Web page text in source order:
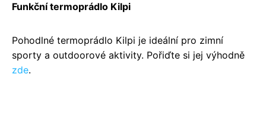
Funkční termoprádlo Kilpi
Pohodlné termoprádlo Kilpi je ideální pro zimní
sporty a outdoorové aktivity. Pořiďte si jej výhodně
zde.